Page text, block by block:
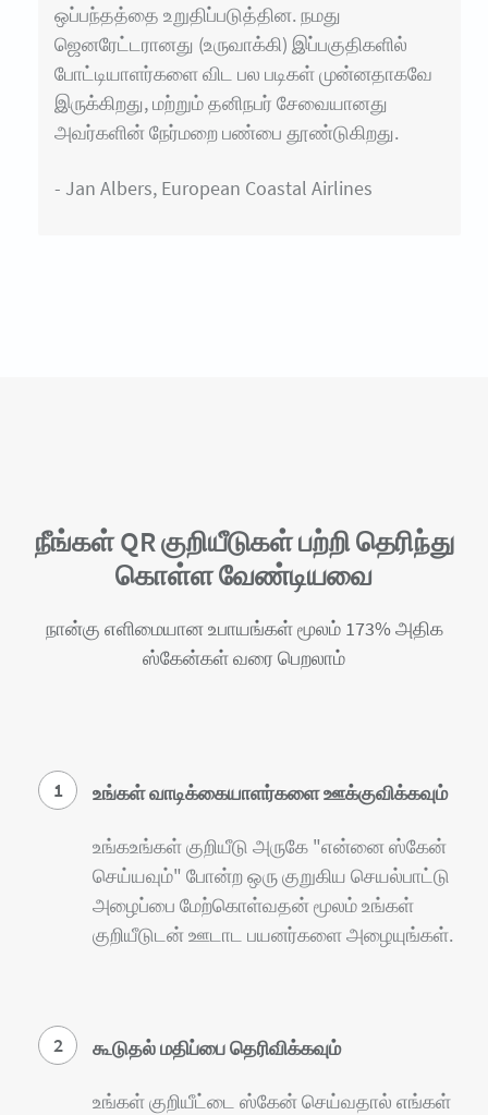
ஒப்பந்தத்தை உறுதிப்படுத்தின. நமது
ஜெனரேட்டரானது (உருவாக்கி) இப்பகுதிகளில்
போட்டியாளர்களை விட பல படிகள் முன்னதாகவே
இருக்கிறது, மற்றும் தனிநபர் சேவையானது
அவர்களின் நேர்மறை பண்பை தூண்டுகிறது.
- Jan Albers, European Coastal Airlines
நீங்கள் QR குறியீடுகள் பற்றி தெரிந்து
கொள்ள வேண்டியவை
நான்கு எளிமையான உபாயங்கள் மூலம் 173% அதிக
ஸ்கேன்கள் வரை பெறலாம்
1 உங்கள் வாடிக்கையாளர்களை ஊக்குவிக்கவும்
உங்கஉங்கள் குறியீடு அருகே "என்னை ஸ்கேன்
செய்யவும்" போன்ற ஒரு குறுகிய செயல்பாட்டு
அழைப்பை மேற்கொள்வதன் மூலம் உங்கள்
குறியீடுடன் ஊடாட பயனர்களை அழையுங்கள்.
2 கூடுதல் மதிப்பை தெரிவிக்கவும்
உங்கள் குறியீட்டை ஸ்கேன் செய்வதால் எங்கள்